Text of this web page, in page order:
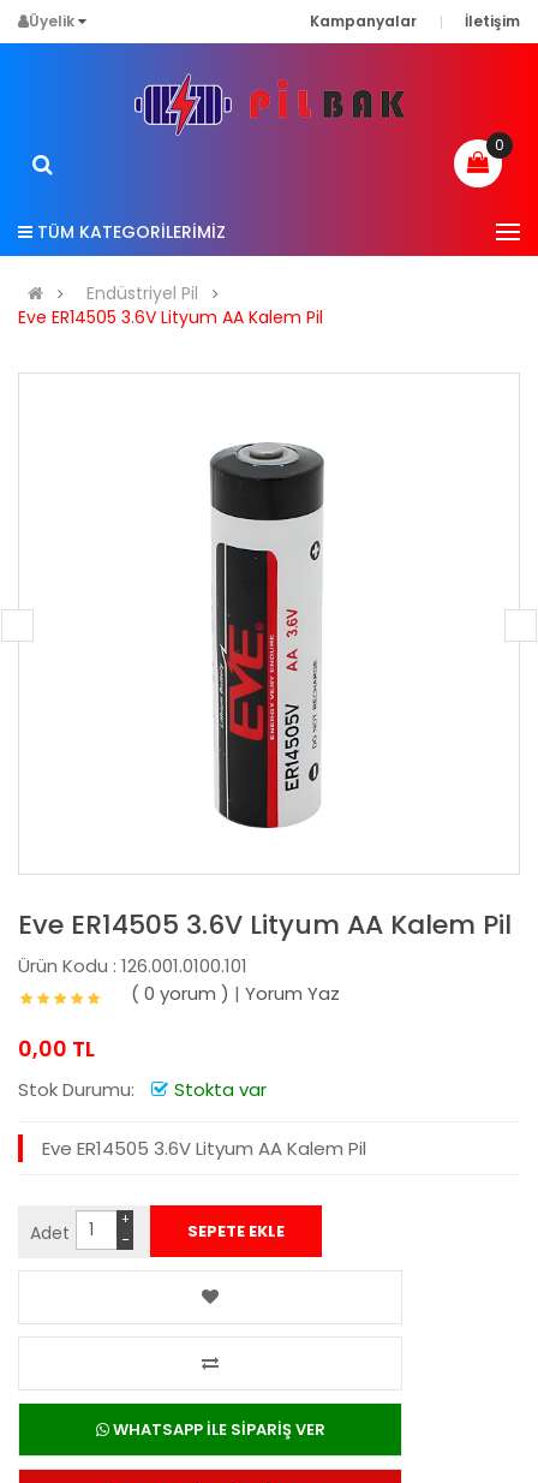
Üyelik Kampanyalar İletişim
0
TÜM KATEGORİLERİMİZ
Endüstriyel Pil
Eve ER14505 3.6V Lityum AA Kalem Pil
Eve ER14505 3.6V Lityum AA Kalem Pil
Ürün Kodu : 126.001.0100.101
( 0 yorum ) | Yorum Yaz
0,00 TL
Stok Durumu: Stokta var
Eve ER14505 3.6V Lityum AA Kalem Pil
Adet −
+
WHATSAPP İLE SİPARİŞ VER